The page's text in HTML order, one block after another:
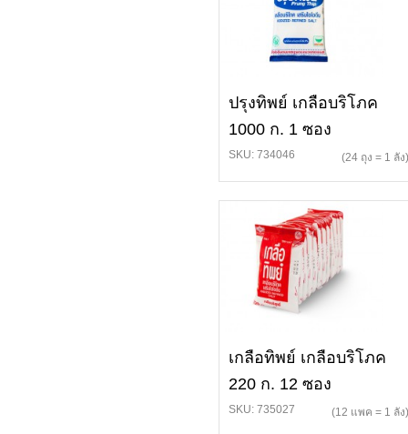
ปรุงทิพย์ เกลือบริโภค
1000 ก. 1 ซอง
SKU: 734046 (24 ถุง = 1 ลัง)
เกลือทิพย์ เกลือบริโภค
220 ก. 12 ซอง
SKU: 735027 (12 แพค = 1 ลัง)